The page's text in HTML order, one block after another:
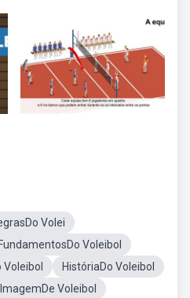
Volei
FundamentosDo Voleibol
HistóriaDo Voleibol
ImagemDe Voleibol